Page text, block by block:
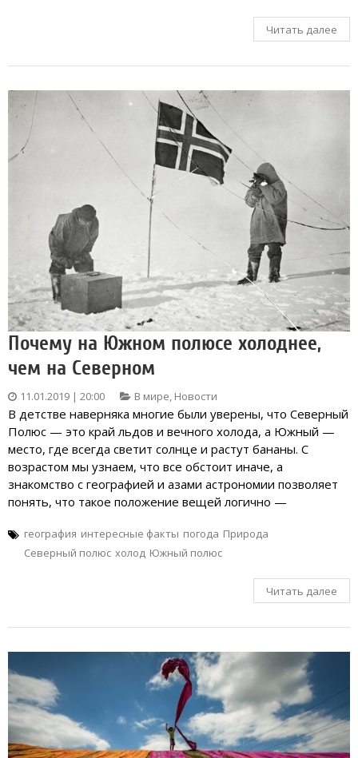
Читать далее
Почему на Южном полюсе холоднее,
чем на Северном
11.01.2019 | 20:00 В мире, Новости
В детстве наверняка многие были уверены, что Северный
Полюс — это край льдов и вечного холода, а Южный —
место, где всегда светит солнце и растут бананы. С
возрастом мы узнаем, что все обстоит иначе, а
знакомство с географией и азами астрономии позволяет
понять, что такое положение вещей логично —
география интересные факты погода Природа
Северный полюс холод Южный полюс
Читать далее